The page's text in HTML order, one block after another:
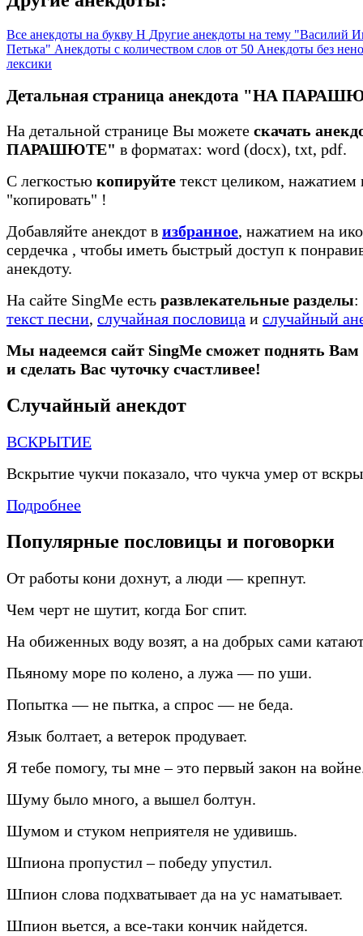
Все анекдоты на букву Н Другие анекдоты на тему "Василий
Петька" Анекдоты с количеством слов от 50 Анекдоты без
лексики
Детальная страница анекдота "НА
На детальной странице Вы можете скачать
ПАРАШЮТЕ" в форматах: word (docx), txt, pdf.
С легкостью копируйте текст целиком, нажатием
"копировать" !
Добавляйте анекдот в избранное, нажатием на
сердечка , чтобы иметь быстрый доступ к
анекдоту.
На сайте SingMe есть развлекательные разделы:
текст песни, случайная пословица и случайный
Мы надеемся сайт SingMe сможет поднять Вам
и сделать Вас чуточку счастливее!
Случайный анекдот
ВСКРЫТИЕ
Вскрытие чукчи показало, что чукча умер от
Подробнее
Популярные пословицы и поговорки
От работы кони дохнут, а люди — крепнут.
Чем черт не шутит, когда Бог спит.
На обиженных воду возят, а на добрых сами
Пьяному море по колено, а лужа — по уши.
Попытка — не пытка, а спрос — не беда.
Язык болтает, а ветерок продувает.
Я тебе помогу, ты мне – это первый закон на
Шуму было много, а вышел болтун.
Шумом и стуком неприятеля не удивишь.
Шпиона пропустил – победу упустил.
Шпион слова подхватывает да на ус наматывает.
Шпион вьется, а все-таки кончик найдется.